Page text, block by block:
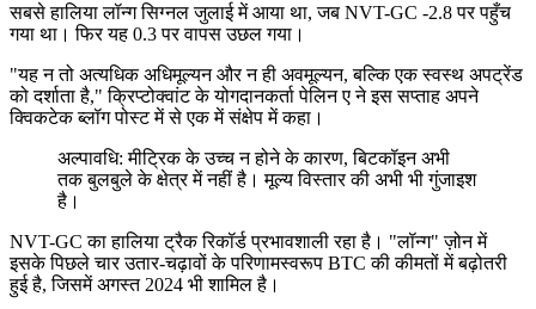
सबसे हालिया लॉन्ग सिग्नल जुलाई में आया था, जब NVT-GC -2.8 पर पहुँच
गया था। फिर यह 0.3 पर वापस उछल गया।
"यह न तो अत्यधिक अधिमूल्यन और न ही अवमूल्यन, बल्कि एक स्वस्थ अपट्रेंड
को दर्शाता है," क्रिप्टोक्वांट के योगदानकर्ता पेलिन ए ने इस सप्ताह अपने
क्विकटेक ब्लॉग पोस्ट में से एक में संक्षेप में कहा।
अल्पावधि: मीट्रिक के उच्च न होने के कारण, बिटकॉइन अभी
तक बुलबुले के क्षेत्र में नहीं है। मूल्य विस्तार की अभी भी गुंजाइश
है।
NVT-GC का हालिया ट्रैक रिकॉर्ड प्रभावशाली रहा है। "लॉन्ग" ज़ोन में
इसके पिछले चार उतार-चढ़ावों के परिणामस्वरूप BTC की कीमतों में बढ़ोतरी
हुई है, जिसमें अगस्त 2024 भी शामिल है।